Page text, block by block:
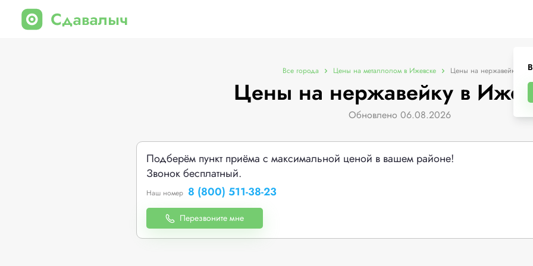
Все города Цены на металлолом в Ижевске Цены на нержавейку
Цены на нержавейку в
Обновлено 06.08.2026
Подберём пункт приёма с максимальной ценой в вашем районе!
Звонок бесплатный.
Наш номер 8 (800) 511-38-23
Перезвоните мне